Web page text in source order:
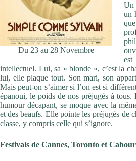
Du 23 au 28 Novembre
Un
un
intellectuel. Lui, sa « blonde », c’est la
lui, elle plaque tout. Son mari, son
Mais peut-on s’aimer si l’on est si
épanoui, le poids de nos préjugés à tous.
humour décapant, se moque avec la
et des beaufs. Elle pointe les préjugés de
classe, y compris celle qui s’ignore.
Festivals de Cannes, Toronto et